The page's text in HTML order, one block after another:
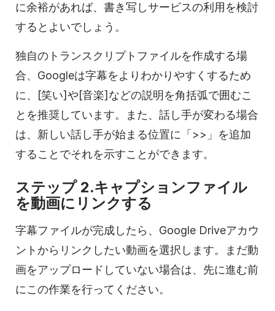
に余裕があれば、書き写しサービスの利用を検討
するとよいでしょう。
独自のトランスクリプトファイルを作成する場
合、Googleは字幕をよりわかりやすくするため
に、[笑い]や[音楽]などの説明を角括弧で囲むこ
とを推奨しています。また、話し手が変わる場合
は、新しい話し手が始まる位置に「>>」を追加
することでそれを示すことができます。
ステップ 2.キャプションファイル
を動画にリンクする
字幕ファイルが完成したら、Google Driveアカウ
ントからリンクしたい動画を選択します。まだ動
画をアップロードしていない場合は、先に進む前
にこの作業を行ってください。